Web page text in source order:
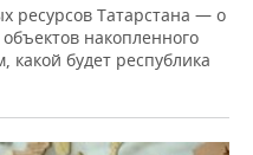
ресурсов Татарстана — о
накопленного
будет республика